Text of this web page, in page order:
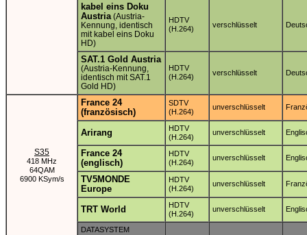
kabel eins Doku
Austria(Austria-
Kennung, identisch
mit kabel eins Doku
HD)
HDTV
(H.264)
verschlüsselt
SAT.1 Gold Austria
(Austria-Kennung,
identisch mit SAT.1
Gold HD)
HDTV
(H.264)
verschlüsselt
S35
418 MHz
64QAM
6900 KSym/s
France 24
(französisch)
SDTV
(H.264)
unverschlüsselt
Arirang
HDTV
(H.264)
unverschlüsselt
France 24
(englisch)
HDTV
(H.264)
unverschlüsselt
TV5MONDE
Europe
HDTV
(H.264)
unverschlüsselt
TRT World
HDTV
(H.264)
unverschlüsselt
DATASYSTEM